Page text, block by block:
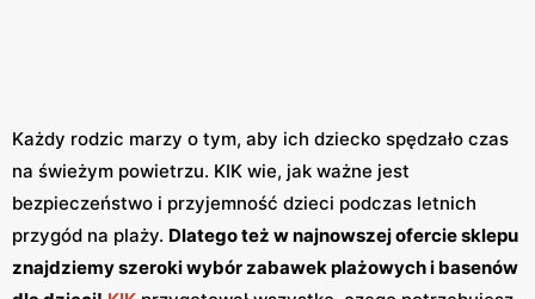
Każdy rodzic marzy o tym, aby ich dziecko spędzało czas
na świeżym powietrzu. KIK wie, jak ważne jest
bezpieczeństwo i przyjemność dzieci podczas letnich
przygód na plaży. Dlatego też w najnowszej ofercie sklepu
znajdziemy szeroki wybór zabawek plażowych i basenów